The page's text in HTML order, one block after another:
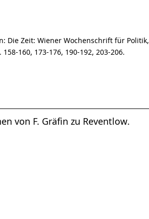
Die Zeit: Wiener Wochenschrift für Politik,
160, 173-176, 190-192, 203-206.
von F. Gräfin zu Reventlow.